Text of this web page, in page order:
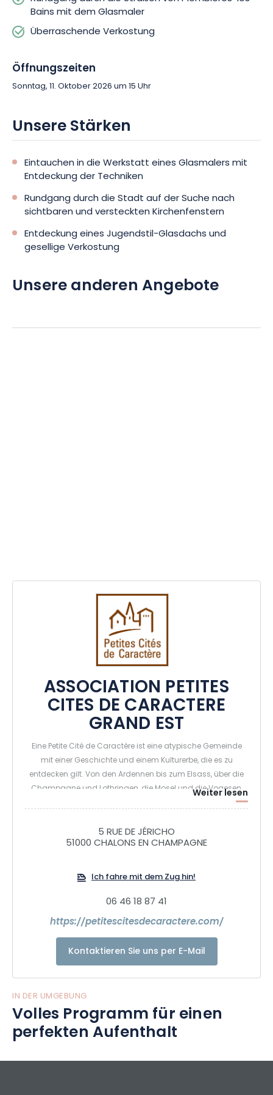
geselligen Atmosphäre zu verlängern.
um Plombières-les-Bains einmal anders zu entdecken.
Bains mit dem Glasmaler
Überraschende Verkostung
Öffnungszeiten
Sonntag, 11. Oktober 2026 um 15 Uhr
Unsere Stärken
Eintauchen in die Werkstatt eines Glasmalers mit
Entdeckung der Techniken
Rundgang durch die Stadt auf der Suche nach
sichtbaren und versteckten Kirchenfenstern
Entdeckung eines Jugendstil-Glasdachs und
gesellige Verkostung
Unsere anderen Angebote
ASSOCIATION PETITES
CITES DE CARACTERE
GRAND EST
Eine Petite Cité de Caractère ist eine atypische Gemeinde
mit einer Geschichte und einem Kulturerbe, die es zu
entdecken gilt. Von den Ardennen bis zum Elsass, über die
Champagne und Lothringen, die Mosel und die Vogesen,
außergewöhnliche Besichtigungen, verborgene Schätze
und charaktervolle Veranstaltungen. Nehmen Sie sich die
werden dort eine gewisse Lebenskunst zu schätzen wissen.
Weiter lesen
5 RUE DE JÉRICHO
51000 CHALONS EN CHAMPAGNE
Ich fahre mit dem Zug hin!
06 46 18 87 41
https://petitescitesdecaractere.com/
Kontaktieren Sie uns per E-Mail
IN DER UMGEBUNG
Volles Programm für einen
perfekten Aufenthalt